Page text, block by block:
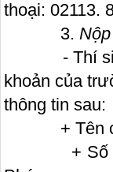
thoại: 02113.
3.
- Thí sinh
khoản của
thông tin sau:
+ Tên chủ
+ Số tài